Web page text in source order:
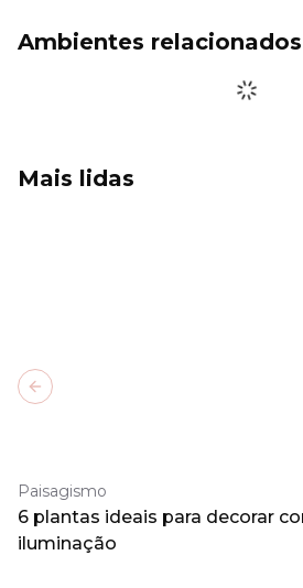
Ambientes relacionados
Mais lidas
Paisagismo
6 plantas ideais para decorar
iluminação
Previous slide